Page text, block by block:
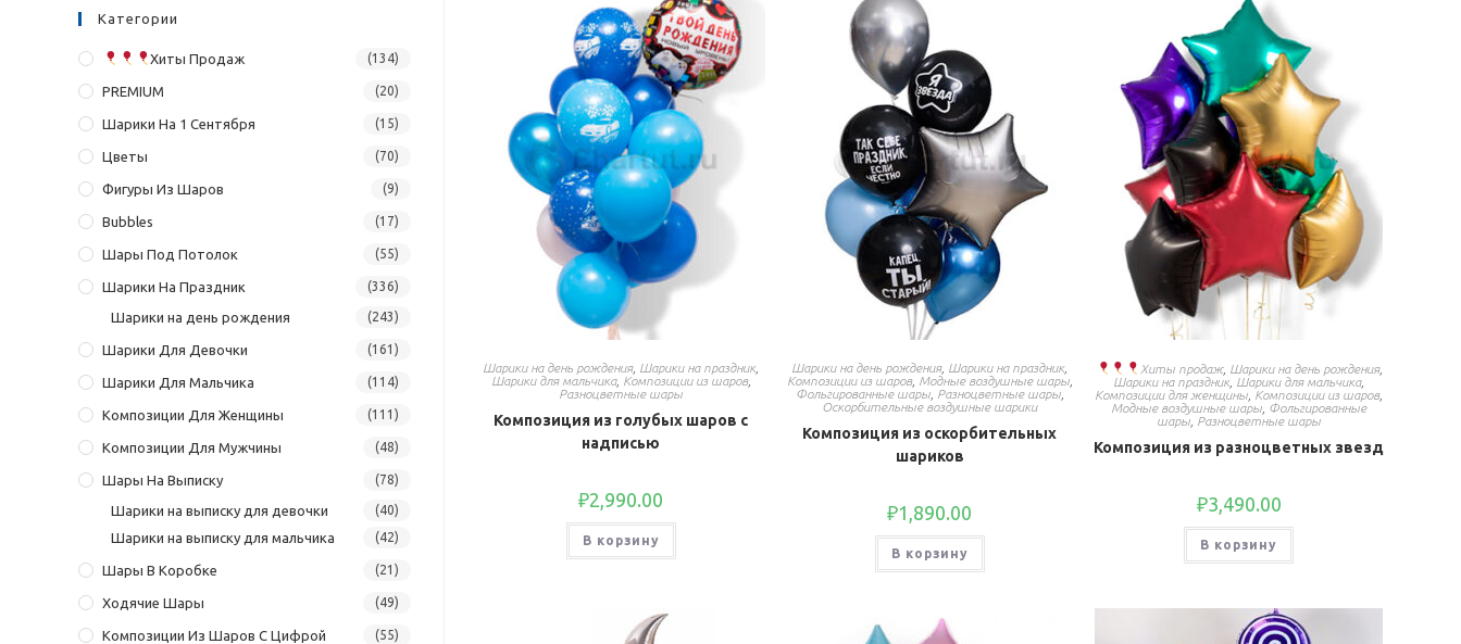
Шарики на день рождения, Шарики на праздник,
Шарики для мальчика, Композиции из шаров,
Разноцветные шары
Композиция из голубых шаров с
надписью
₽2,990.00
В корзину
Шарики на день рождения, Шарики на праздник,
Композиции из шаров, Модные воздушные шары,
Фольгированные шары, Разноцветные шары,
Оскорбительные воздушные шарики
Композиция из оскорбительных
шариков
₽1,890.00
В корзину
Хиты продаж, Шарики на день рождения,
Шарики на праздник, Шарики для мальчика,
Композиции для женщины Композиции из шаров,
Модные воздушные шары Фольгированные
шары Разноцветные шары
Композиция из разноцветных звезд
₽3,490.00
В корзину
Категории
Хиты Продаж (134)
PREMIUM (20)
Шарики На 1 Сентября (15)
Цветы (70)
Фигуры Из Шаров (9)
Bubbles (17)
Шары Под Потолок (55)
Шарики На Праздник (336)
Шарики на день рождения (243)
Шарики Для Девочки (161)
Шарики Для Мальчика (114)
Композиции Для Женщины (111)
Композиции Для Мужчины (48)
Шары На Выписку (78)
Шарики на выписку для девочки (40)
Шарики на выписку для мальчика (42)
Шары В Коробке (21)
Ходячие Шары (49)
Композиции Из Шаров С Цифрой (55)